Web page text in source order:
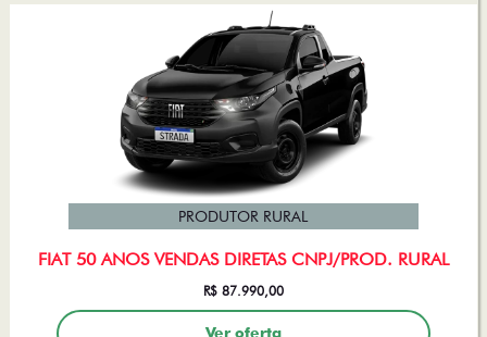
FIAT 50 ANOS VENDAS DIRETAS CNPJ/PROD. RURAL
PRODUTOR RURAL
R$ 87.990,00
Ver oferta